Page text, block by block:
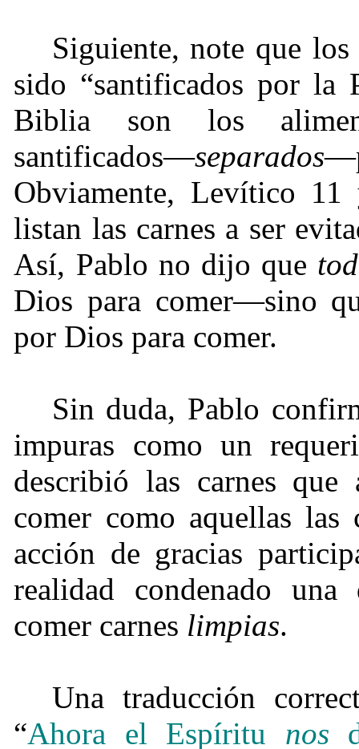
Siguiente, note que
sido “santificados por la
Biblia son los
santificados—separados
Obviamente, Levítico
listan las carnes a ser
Así, Pablo no dijo que
Dios para comer—sino
por Dios para comer.
Sin duda, Pablo
impuras como un
describió las carnes
comer como aquellas las
acción de gracias
realidad condenado
comer carnes limpias.
Una traducción
“Ahora el Espíritu nos